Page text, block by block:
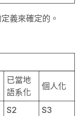
義來確定的。
已當地
語系化
個人化
S2
S3